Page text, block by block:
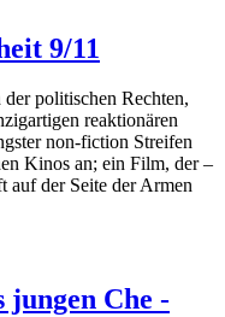
9/11
politischen Rechten,
reaktionären
non-fiction Streifen
Kinos an; ein Film, der –
auf der Seite der Armen
Che -